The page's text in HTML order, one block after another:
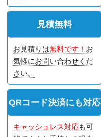
見積無料
お見積りは無料です！ お
気軽にお問い合わせくだ
さい。
QRコード決済にも対応
キャッシュレス対応も可